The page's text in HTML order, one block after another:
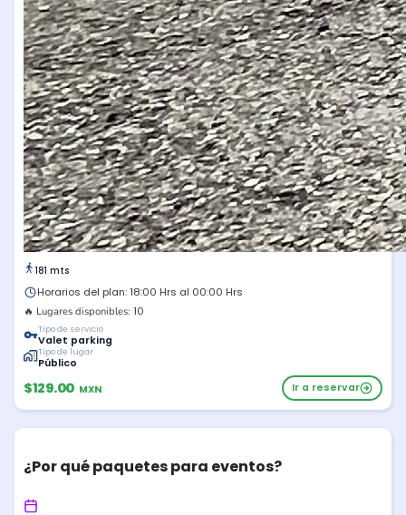
181 mts
Horarios del plan: 18:00 Hrs al 00:00 Hrs
🔥 Lugares disponibles: 10
Tipo de servicio
Valet parking
Tipo de lugar
Público
$129.00 MXN Ir a reservar
¿Por qué paquetes para eventos?